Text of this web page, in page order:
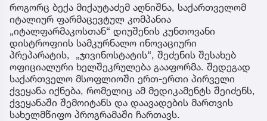
როგორც ბექა მიქაუტაძემ აღნიშნა, საქართველომ
იტალიურ ფარმაცევტულ კომპანია
„იტალფარმაკოსთან“ დიუშენის კუნთოვანი
დისტროფიის სამკურნალო ინოვაციური
პრეპარატის, „ჯივინოსტატის“, შეძენის შესახებ
ოფიციალური ხელშეკრულება გააფორმა. შედეგად
საქართველო მსოფლიოში ერთ-ერთი პირველი
ქვეყანა იქნება, რომელიც ამ მედიკამენტს შეიძენს,
ქვეყანაში შემოიტანს და დაავადების მართვის
სახელმწიფო პროგრამაში ჩართავს.